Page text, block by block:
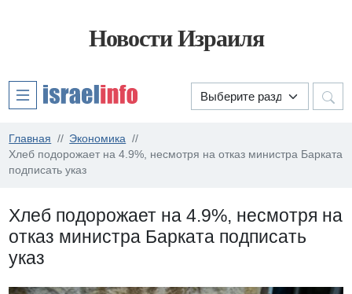
Новости Израиля
Главная
Экономика
Хлеб подорожает на 4.9%, несмотря на отказ министра Барката
подписать указ
Хлеб подорожает на 4.9%, несмотря на
отказ министра Барката подписать
указ